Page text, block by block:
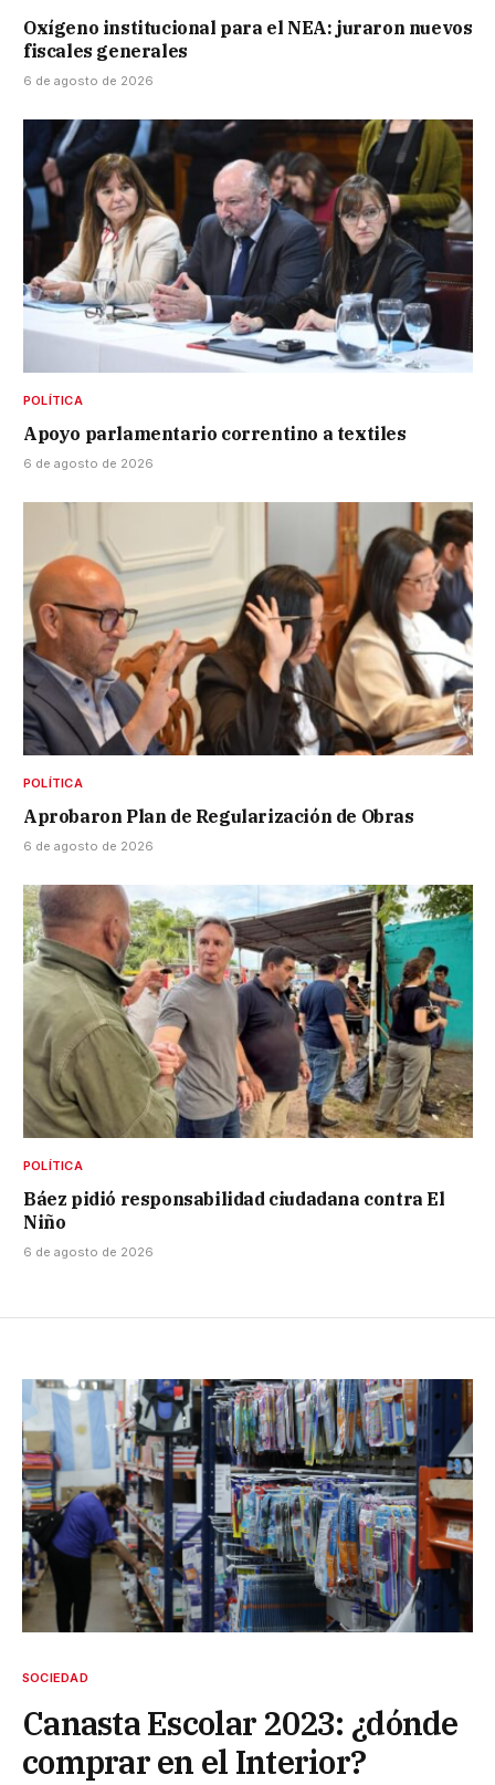
Oxígeno institucional para el NEA: juraron nuevos
fiscales generales
6 de agosto de 2026
POLÍTICA
Apoyo parlamentario correntino a textiles
6 de agosto de 2026
POLÍTICA
Aprobaron Plan de Regularización de Obras
6 de agosto de 2026
POLÍTICA
Báez pidió responsabilidad ciudadana contra El
Niño
6 de agosto de 2026
SOCIEDAD
Canasta Escolar 2023: ¿dónde
comprar en el Interior?